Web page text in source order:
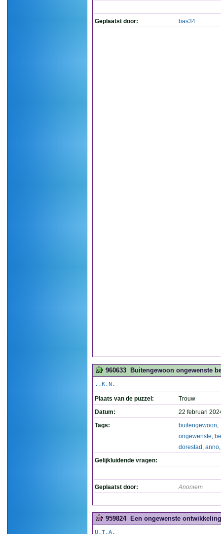
Geplaatst door: bas34
960633 Buitengewoon ongewenste
..K.N.
Plaats van de puzzel:
Trouw
Datum:
22 februari
Tags:
buitengewoon,
ongewenste,
dorestad , anno
Gelijkluidende vragen:
Geplaatst door: Anoniem
959824 Een ongewenste
U.T.A.